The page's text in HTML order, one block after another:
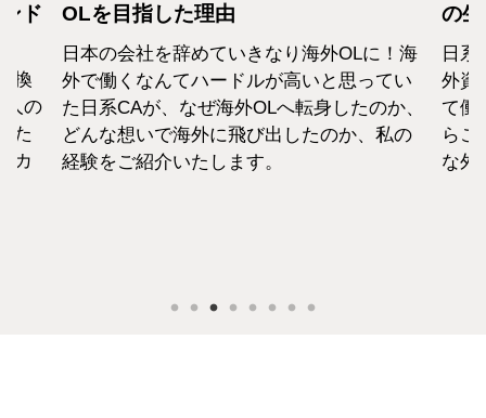
ド
換
人の
た
カ
OLを目指した理由
日本の会社を辞めていきなり海外OLに！海
外で働くなんてハードルが高いと思ってい
た日系CAが、なぜ海外OLへ転身したのか、
どんな想いで海外に飛び出したのか、私の
経験をご紹介いたします。
の
日
外資
て働
らこ
な外